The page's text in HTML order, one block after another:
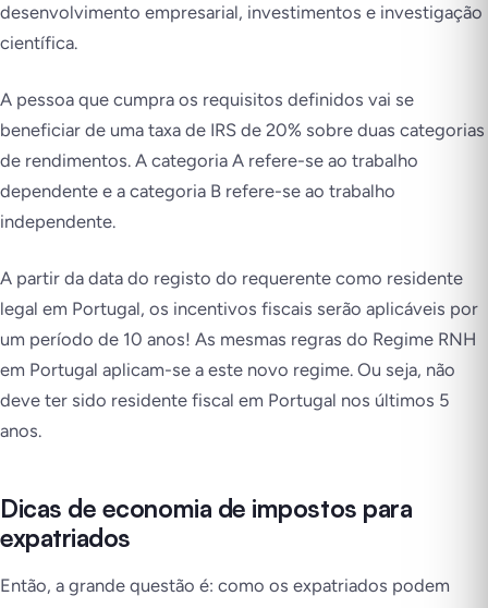
desenvolvimento empresarial, investimentos e investigação
científica.
A pessoa que cumpra os requisitos definidos vai se
beneficiar de uma taxa de IRS de 20% sobre duas categorias
de rendimentos. A categoria A refere-se ao trabalho
dependente e a categoria B refere-se ao trabalho
independente.
A partir da data do registo do requerente como residente
legal em Portugal, os incentivos fiscais serão aplicáveis por
um período de 10 anos! As mesmas regras do Regime RNH
em Portugal aplicam-se a este novo regime. Ou seja, não
deve ter sido residente fiscal em Portugal nos últimos 5
anos.
Dicas de economia de impostos para
expatriados
Então, a grande questão é: como os expatriados podem